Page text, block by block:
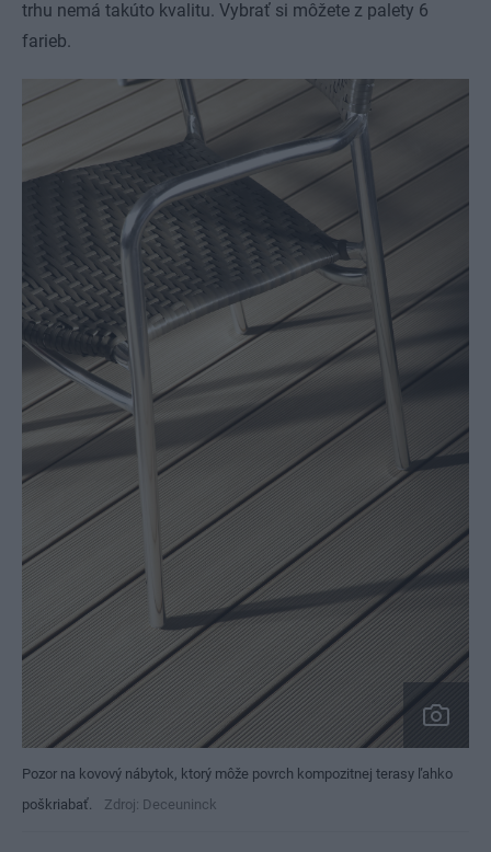
trhu nemá takúto kvalitu. Vybrať si môžete z palety 6
farieb.
Pozor na kovový nábytok, ktorý môže povrch kompozitnej terasy ľahko
poškriabať.
Zdroj: Deceuninck